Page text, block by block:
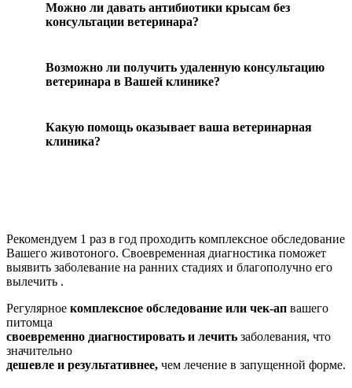
Можно ли давать антибиотики крысам без
консультации ветеринара?
Возможно ли получить удаленную консультацию
ветеринара в Вашей клинике?
Какую помощь оказывает ваша ветеринарная
клиника?
Рекомендуем 1 раз в год проходить комплексное обследование
Вашего животоного. Своевременная диагностика поможет
выявить заболевание на ранних стадиях и благополучно его
вылечить .
Регулярное комплексное обследование или чек-ап вашего
питомца
своевременно диагностировать и лечить заболевания, что
значительно
дешевле и результативнее, чем лечение в запущенной форме.